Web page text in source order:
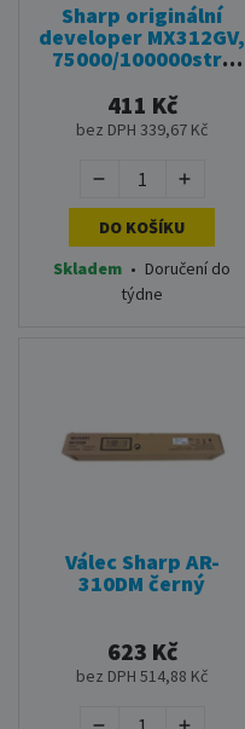
Sharp originální
developer MX312GV,
75000/100000str.,
6020x, 6023x, MX-
M260, M264N, AR-
411 Kč
bez DPH 339,67 Kč
DO KOŠÍKU
Skladem • Doručení do
týdne
Válec Sharp AR-
310DM černý
623 Kč
bez DPH 514,88 Kč